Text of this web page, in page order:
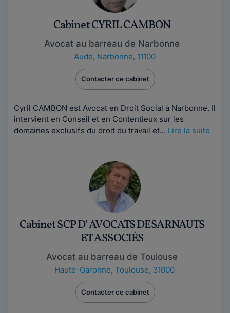
Cabinet CYRIL CAMBON
Avocat au barreau de Narbonne
Aude, Narbonne, 11100
Contacter ce cabinet
Cyril CAMBON est Avocat en Droit Social à Narbonne. Il
intervient en Conseil et en Contentieux sur les
domaines exclusifs du droit du travail et... Lire la suite
Cabinet SCP D' AVOCATS DESARNAUTS
ET ASSOCIÉS
Avocat au barreau de Toulouse
Haute-Garonne, Toulouse, 31000
Contacter ce cabinet